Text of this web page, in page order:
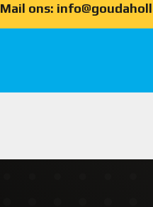
Mail ons: